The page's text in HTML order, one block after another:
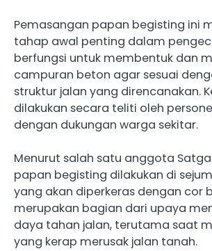
Pemasangan papan begisting ini
tahap awal penting dalam
berfungsi untuk membentuk dan
campuran beton agar sesuai
struktur jalan yang direncanakan.
dilakukan secara teliti oleh
dengan dukungan warga sekitar.
Menurut salah satu anggota
papan begisting dilakukan di
yang akan diperkeras dengan cor
merupakan bagian dari upaya
daya tahan jalan, terutama saat
yang kerap merusak jalan tanah.